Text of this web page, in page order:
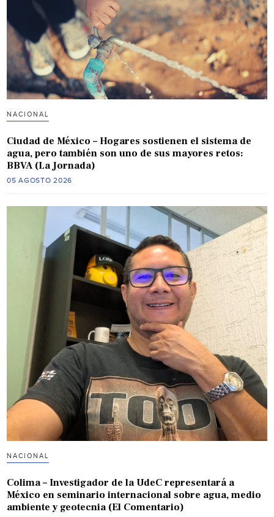
NACIONAL
Ciudad de México – Hogares sostienen el sistema de
agua, pero también son uno de sus mayores retos:
BBVA (La Jornada)
05 AGOSTO 2026
NACIONAL
Colima – Investigador de la UdeC representará a
México en seminario internacional sobre agua, medio
ambiente y geotecnia (El Comentario)